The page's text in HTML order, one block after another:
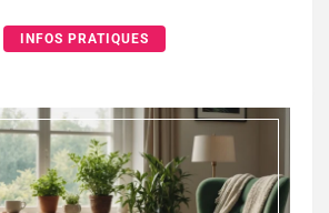
INFOS PRATIQUES